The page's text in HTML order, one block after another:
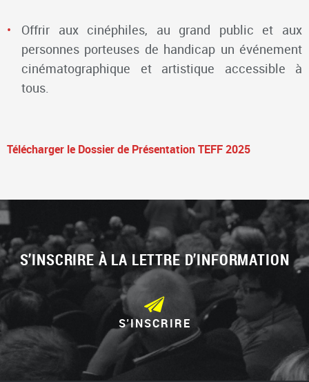
Offrir aux cinéphiles, au grand public et aux
personnes porteuses de handicap un événement
cinématographique et artistique accessible à
tous.
Télécharger le Dossier de Présentation TEFF 2025
S’INSCRIRE À LA LETTRE D’INFORMATION
S'INSCRIRE